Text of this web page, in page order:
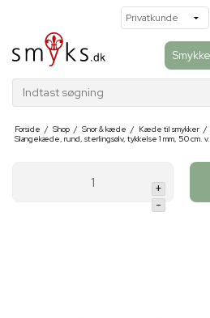
Indtast søgning
Forside / Shop / Snor & kæde / Kæde til smykker /
Slangekæde, rund, sterlingsølv, tykkelse 1 mm, 50 cm.
+
-